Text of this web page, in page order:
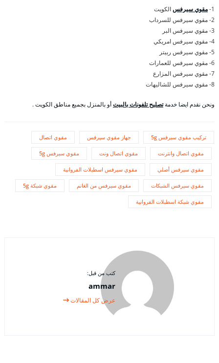
1- مقوي سيرفسالكويت
2- مقوي سيرفس للسرداب
3- مقوي سيرفس البر
4- مقوي سيرفس امريكي
5- مقوي سيرفس ربيتر
6- مقوي سيرفس للعمارات
7- مقوي سيرفس المزارع
8- مقوي سيرفس للشاليهات
ونحن نقدم ايضا خدمةتصليح تلفونات بالبيتأو بالمنزل بجميع مناطق الكويت .
تركيب مقوي سيرفس 5g جهاز مقوي سيرفس مقوي اتصال
مقوي اتصال وانترنت مقوي اتصال ونت مقوي سيرفس 5g
مقوي سيرفس أصلي مقوي سيرفس اسطبلات الفروانية
مقوي سيرفس الشبكات مقوي سيرفس من الغانم مقوي شبكة 5g
مقوي شبكة اسطبلات الفروانية
كتب من قبل:
ammar
عرض كل المقالات